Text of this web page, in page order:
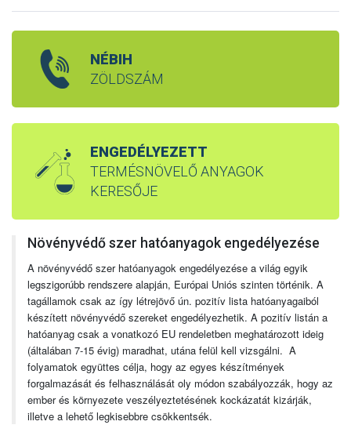
NÉBIH
ZÖLDSZÁM
ENGEDÉLYEZETT
TERMÉSNÖVELŐ ANYAGOK
KERESŐJE
Növényvédő szer hatóanyagok engedélyezése
A növényvédő szer hatóanyagok engedélyezése a világ egyik
legszigorúbb rendszere alapján, Európai Uniós szinten történik. A
tagállamok csak az így létrejövő ún. pozitív lista hatóanyagaiból
készített növényvédő szereket engedélyezhetik. A pozitív listán a
hatóanyag csak a vonatkozó EU rendeletben meghatározott ideig
(általában 7-15 évig) maradhat, utána felül kell vizsgálni. A
folyamatok együttes célja, hogy az egyes készítmények
forgalmazását és felhasználását oly módon szabályozzák, hogy az
ember és környezete veszélyeztetésének kockázatát kizárják,
illetve a lehető legkisebbre csökkentsék.